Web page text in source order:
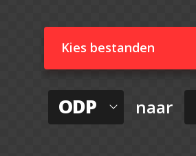
Kies bestanden
ODP naar